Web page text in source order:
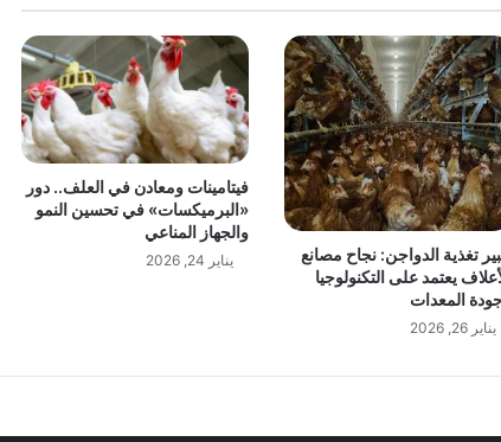
تغذية الدواجن: نجاح مصانع
يعتمد على التكنولوجيا
المعدات
يناير 26, 2026
فيتامينات ومعادن في العلف.. دور
«البرميكسات» في تحسين النمو
والجهاز المناعي
يناير 24, 2026